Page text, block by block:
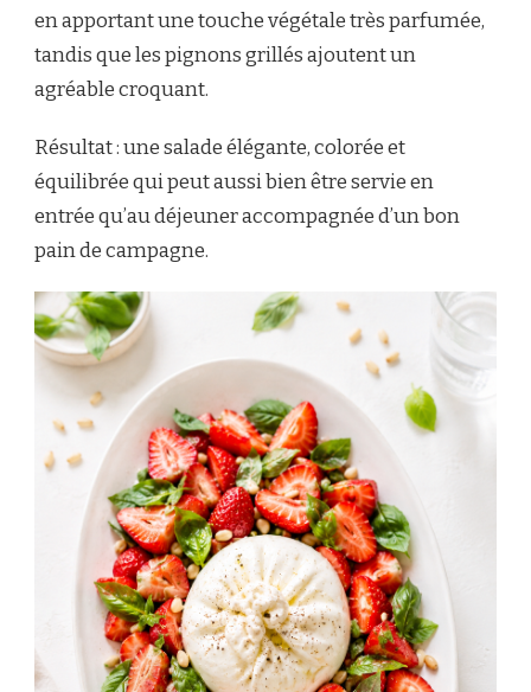
en apportant une touche végétale très parfumée,
tandis que les pignons grillés ajoutent un
agréable croquant.
Résultat : une salade élégante, colorée et
équilibrée qui peut aussi bien être servie en
entrée qu’au déjeuner accompagnée d’un bon
pain de campagne.